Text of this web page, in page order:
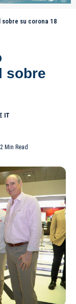
su corona 18
sobre
2 Min Read